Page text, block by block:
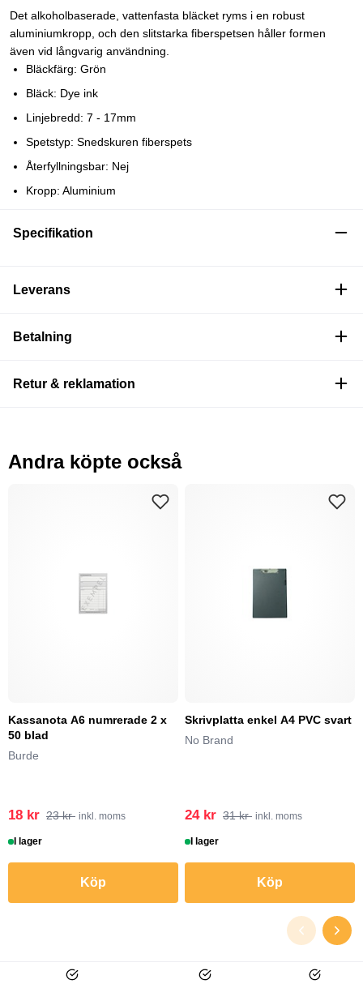
Det alkoholbaserade, vattenfasta bläcket ryms i en robust
aluminiumkropp, och den slitstarka fiberspetsen håller formen
även vid långvarig användning.
Bläckfärg: Grön
Bläck: Dye ink
Linjebredd: 7 - 17mm
Spetstyp: Snedskuren fiberspets
Återfyllningsbar: Nej
Kropp: Aluminium
Specifikation
Leverans
Betalning
Retur & reklamation
Andra köpte också
Kassanota A6 numrerade 2 x
50 blad
Burde
18 kr 23 kr inkl. moms
I lager
Köp
Skrivplatta enkel A4 PVC svart
No Brand
24 kr 31 kr inkl. moms
I lager
Köp